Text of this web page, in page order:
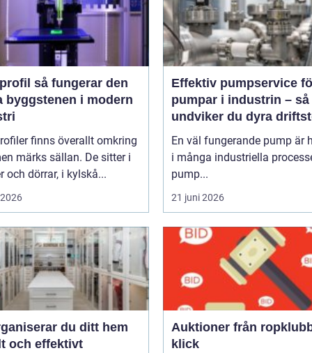
den
byggstenen i modern
finns överallt omkring
märks sällan. De sitter i
och dörrar, i kylskå...
Effektiv pumpservice
pumpar i industrin – så
undviker du dyra
En väl fungerande pump är
i många industriella
pump...
21 juni 2026
du ditt hem
och effektivt
Auktioner från ropklubba till
klick